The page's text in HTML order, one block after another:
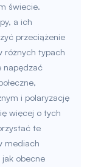
świecie.
a ich
przeciążenie
różnych typach
napędzać
i polaryzację
więcej o tych
te
mediach
jak obecne